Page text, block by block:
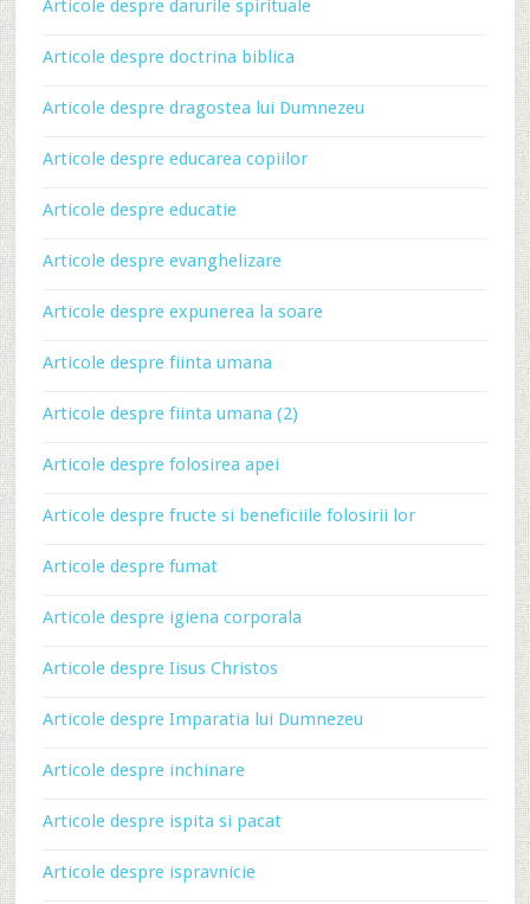
Articole despre darurile spirituale
Articole despre doctrina biblica
Articole despre dragostea lui Dumnezeu
Articole despre educarea copiilor
Articole despre educatie
Articole despre evanghelizare
Articole despre expunerea la soare
Articole despre fiinta umana
Articole despre fiinta umana (2)
Articole despre folosirea apei
Articole despre fructe si beneficiile folosirii lor
Articole despre fumat
Articole despre igiena corporala
Articole despre Iisus Christos
Articole despre Imparatia lui Dumnezeu
Articole despre inchinare
Articole despre ispita si pacat
Articole despre ispravnicie